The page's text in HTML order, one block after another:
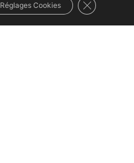
Réglages Cookies Fermer la